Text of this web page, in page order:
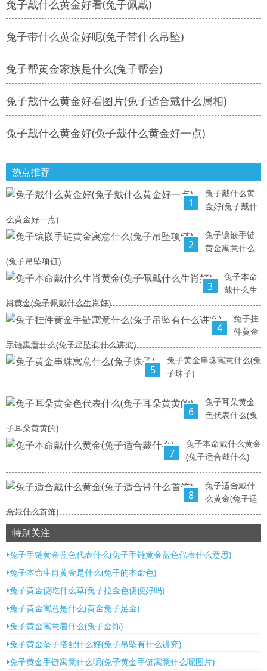
兔子戴什么黄金好看(兔子佩戴)
兔子带什么黄金好呢(兔子带什么吊坠)
兔子帮黄金家族是什么(兔子帮会)
兔子戴什么黄金好看图片(兔子适合戴什么属相)
兔子戴什么黄金好(兔子戴什么黄金好一点)
热点推荐
1
兔子戴什么黄
金好(兔子戴什
么黄金好一点)
2
兔子镶嵌手链
黄金寓意什么
(兔子吊坠项链)
3
兔子本命
戴什么生
肖黄金(兔子佩戴什么生肖好)
4
兔子挂
件黄金
手链寓意什么(兔子吊坠有什么讲究)
5
兔子黄金串珠寓意什么(兔
子珠子)
6
兔子耳朵黄金
色代表什么(兔
子耳朵黄黄的)
7
兔子本命戴什么黄金
(兔子适合戴什么)
8
兔子适合戴什
么黄金(兔子适
合带什么首饰)
特别关注
兔子手链黄金蓝色代表什么(兔子手链黄金蓝色代表什么意思)
兔子本命生肖黄金是什么(兔子的本命色)
兔子黄金便吃什么草(兔子拉金色便便好吗)
兔子黄金寓意是什么(黄金兔子足金)
兔子黄金寓意着什么(兔子金饰)
兔子黄金坠子搭配什么好(兔子吊坠有什么讲究)
兔子黄金手链寓意什么呢(兔子黄金手链寓意什么呢图片)